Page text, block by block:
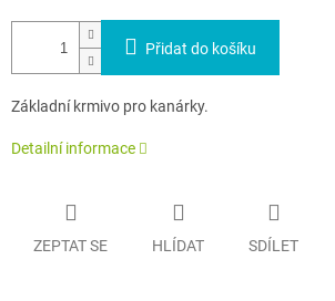
Přidat do košíku
Základní krmivo pro kanárky.
Detailní informace
ZEPTAT SE HLÍDAT SDÍLET